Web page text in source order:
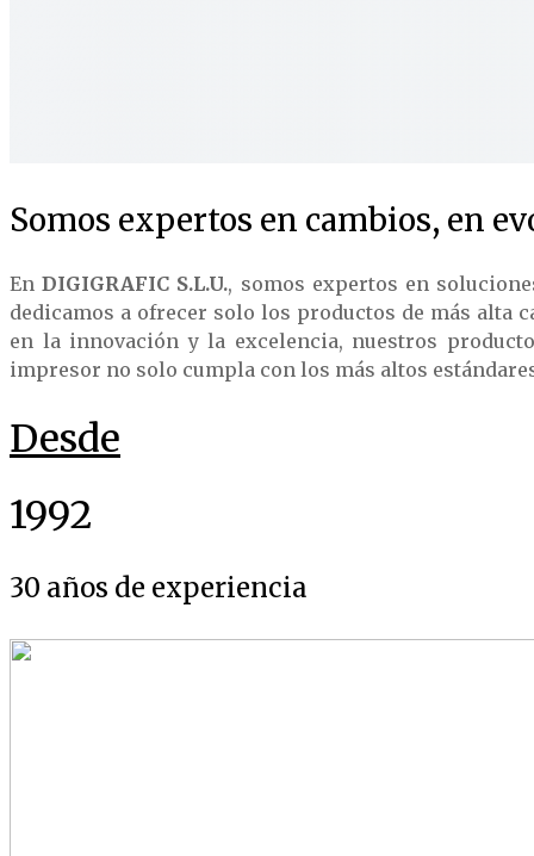
Somos expertos en cambios, en
EnDIGIGRAFIC S.L.U., somos expertos en
dedicamos a ofrecer solo los productos de más alta
en la innovación y la excelencia, nuestros
impresor no solo cumpla con los más altos
Desde
1992
30 años de experiencia